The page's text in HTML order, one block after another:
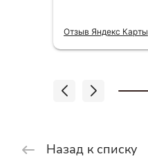
Отзыв Яндекс Карты
Назад к списку